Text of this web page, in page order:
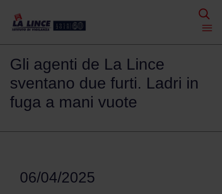

to
Gli agenti de La Lince
sventano due furti. Ladri in
fuga a mani vuote
06/04/2025